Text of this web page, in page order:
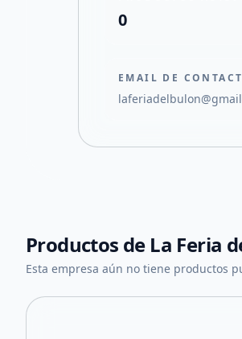
0
EMAIL DE
Productos de La Feria
Esta empresa aún no tiene productos